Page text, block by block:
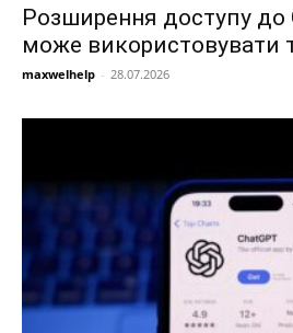
Розширення доступу до
може використовувати
maxwelhelp - 28.07.2026